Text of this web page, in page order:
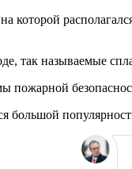
которой
так называемые
пожарной
большой